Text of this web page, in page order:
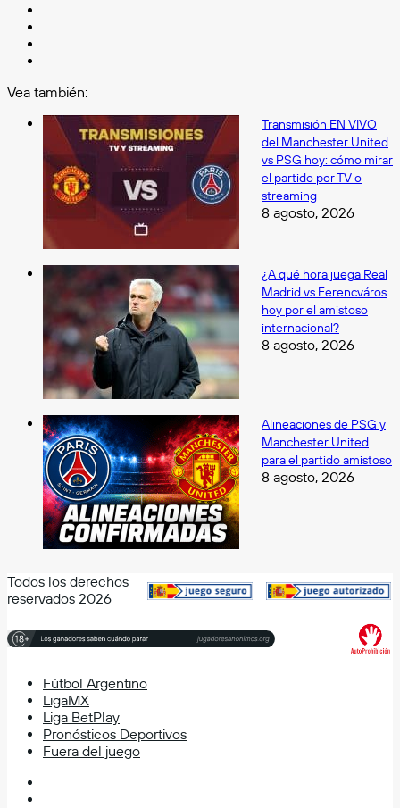
Vea también:
Transmisión EN VIVO
del Manchester United
vs PSG hoy: cómo mirar
el partido por TV o
streaming
8 agosto, 2026
¿A qué hora juega Real
Madrid vs Ferencváros
hoy por el amistoso
internacional?
8 agosto, 2026
Alineaciones de PSG y
Manchester United
para el partido amistoso
8 agosto, 2026
Todos los derechos
reservados 2026
Fútbol Argentino
LigaMX
Liga BetPlay
Pronósticos Deportivos
Fuera del juego